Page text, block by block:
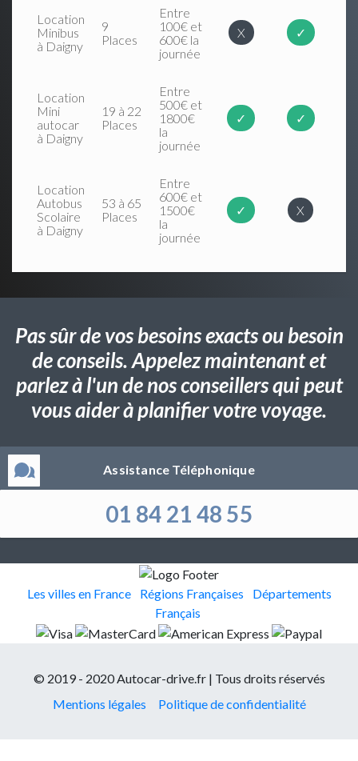
Location
Minibus
à Daigny
9
Places
Entre
100€ et
600€ la
journée
X ✓
Location
Mini
autocar
à Daigny
19 à 22
Places
Entre
500€ et
1800€
la
journée
✓ ✓
Location
Autobus
Scolaire
à Daigny
53 à 65
Places
Entre
600€ et
1500€
la
journée
✓ X
Pas sûr de vos besoins exacts ou besoin
de conseils. Appelez maintenant et
parlez à l'un de nos conseillers qui peut
vous aider à planifier votre voyage.
Assistance Téléphonique
01 84 21 48 55
Les villes en France Régions Françaises
Départements
Français
© 2019 - 2020 Autocar-drive.fr | Tous droits réservés
Mentions légales
Politique de confidentialité